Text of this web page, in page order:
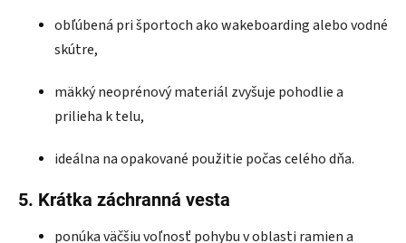
obľúbená pri športoch ako wakeboarding alebo vodné
skútre,
mäkký neoprénový materiál zvyšuje pohodlie a
prilieha k telu,
ideálna na opakované použitie počas celého dňa.
5. Krátka záchranná vesta
ponúka väčšiu voľnosť pohybu v oblasti ramien a